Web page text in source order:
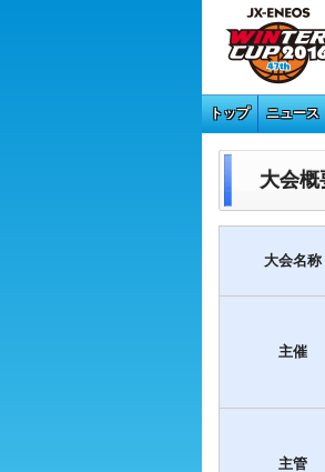
トップ ニュース
大会概
大会名称
主催
主管